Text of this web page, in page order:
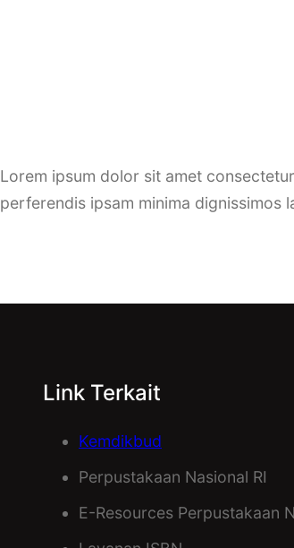
Lorem ipsum dolor sit amet
perferendis ipsam minima dignissimos
Link Terkait
Kemdikbud
Perpustakaan Nasional RI
E-Resources Perpustakaan